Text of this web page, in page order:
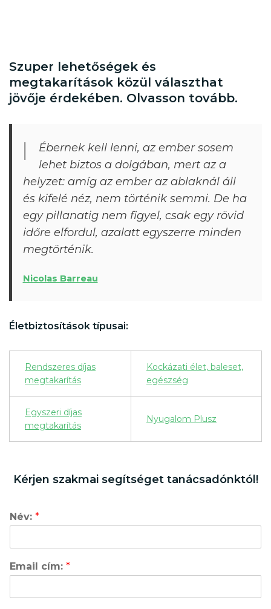
Szuper lehetőségek és
megtakarítások közül választhat
jövője érdekében. Olvasson tovább.
Ébernek kell lenni, az ember sosem
lehet biztos a dolgában, mert az a
helyzet: amíg az ember az ablaknál áll
és kifelé néz, nem történik semmi. De ha
egy pillanatig nem figyel, csak egy rövid
időre elfordul, azalatt egyszerre minden
megtörténik.
Nicolas Barreau
Életbiztosítások típusai:
Rendszeres díjas
megtakarítás
Kockázati élet, baleset,
egészség
Egyszeri díjas
megtakarítás
Nyugalom Plusz
Kérjen szakmai segítséget tanácsadónktól!
Név: *
Email cím: *